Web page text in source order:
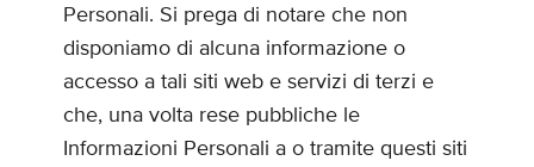
Personali. Si prega di notare che non
disponiamo di alcuna informazione o
accesso a tali siti web e servizi di terzi e
che, una volta rese pubbliche le
Informazioni Personali a o tramite questi siti